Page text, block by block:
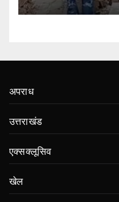
अपराध
उत्तराखंड
एक्सक्लूसिव
खेल